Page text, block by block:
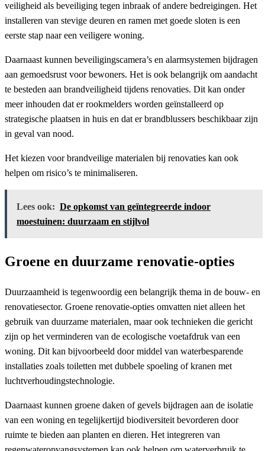
veiligheid als beveiliging tegen inbraak of andere bedreigingen. Het
installeren van stevige deuren en ramen met goede sloten is een
eerste stap naar een veiligere woning.
Daarnaast kunnen beveiligingscamera’s en alarmsystemen bijdragen
aan gemoedsrust voor bewoners. Het is ook belangrijk om aandacht
te besteden aan brandveiligheid tijdens renovaties. Dit kan onder
meer inhouden dat er rookmelders worden geïnstalleerd op
strategische plaatsen in huis en dat er brandblussers beschikbaar zijn
in geval van nood.
Het kiezen voor brandveilige materialen bij renovaties kan ook
helpen om risico’s te minimaliseren.
Lees ook: De opkomst van geïntegreerde indoor
moestuinen: duurzaam en stijlvol
Groene en duurzame renovatie-opties
Duurzaamheid is tegenwoordig een belangrijk thema in de bouw- en
renovatiesector. Groene renovatie-opties omvatten niet alleen het
gebruik van duurzame materialen, maar ook technieken die gericht
zijn op het verminderen van de ecologische voetafdruk van een
woning. Dit kan bijvoorbeeld door middel van waterbesparende
installaties zoals toiletten met dubbele spoeling of kranen met
luchtverhoudingstechnologie.
Daarnaast kunnen groene daken of gevels bijdragen aan de isolatie
van een woning en tegelijkertijd biodiversiteit bevorderen door
ruimte te bieden aan planten en dieren. Het integreren van